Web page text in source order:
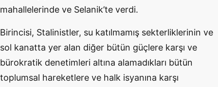
mahallelerinde ve Selanik’te verdi.
Birincisi, Stalinistler, su katılmamış sekterliklerinin ve
sol kanatta yer alan diğer bütün güçlere karşı ve
bürokratik denetimleri altına alamadıkları bütün
toplumsal hareketlere ve halk isyanına karşı